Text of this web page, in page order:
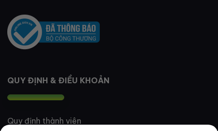
QUY ĐỊNH & ĐIỀU KHOẢN
Quy định thành viên